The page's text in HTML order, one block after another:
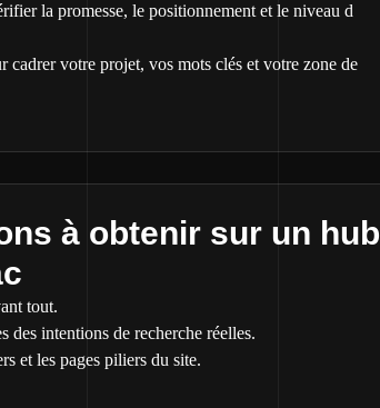
la promesse, le positionnement et le niveau d
cadrer votre projet, vos mots clés et votre zone de
à obtenir sur un hub
tout.
des intentions de recherche réelles.
et les pages piliers du site.